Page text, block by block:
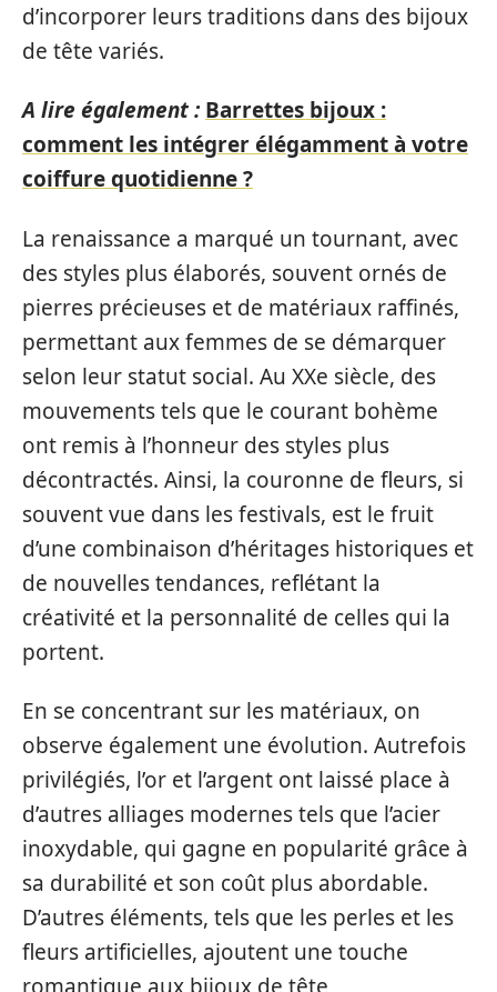
d’incorporer leurs traditions dans des bijoux
de tête variés.
A lire également : Barrettes bijoux :
comment les intégrer élégamment à votre
coiffure quotidienne ?
La renaissance a marqué un tournant, avec
des styles plus élaborés, souvent ornés de
pierres précieuses et de matériaux raffinés,
permettant aux femmes de se démarquer
selon leur statut social. Au XXe siècle, des
mouvements tels que le courant bohème
ont remis à l’honneur des styles plus
décontractés. Ainsi, la couronne de fleurs, si
souvent vue dans les festivals, est le fruit
d’une combinaison d’héritages historiques et
de nouvelles tendances, reflétant la
créativité et la personnalité de celles qui la
portent.
En se concentrant sur les matériaux, on
observe également une évolution. Autrefois
privilégiés, l’or et l’argent ont laissé place à
d’autres alliages modernes tels que l’acier
inoxydable, qui gagne en popularité grâce à
sa durabilité et son coût plus abordable.
D’autres éléments, tels que les perles et les
fleurs artificielles, ajoutent une touche